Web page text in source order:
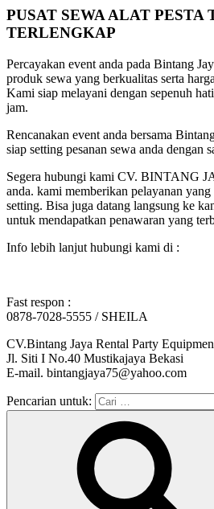
PUSAT SEWA ALAT PESTA
TERLENGKAP
Percayakan event anda pada Bintang
produk sewa yang berkualitas serta
Kami siap melayani dengan sepenuh
jam.
Rencanakan event anda bersama
siap setting pesanan sewa anda dengan
Segera hubungi kami CV. BINTANG
anda. kami memberikan pelayanan
setting. Bisa juga datang langsung ke
untuk mendapatkan penawaran yang
Info lebih lanjut hubungi kami di :
Fast respon :
0878-7028-5555 / SHEILA
CV.Bintang Jaya Rental Party
Jl. Siti I No.40 Mustikajaya Bekasi
E-mail. bintangjaya75@yahoo.com
Pencarian untuk: